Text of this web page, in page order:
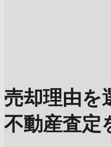
売却理由を
不動産査定